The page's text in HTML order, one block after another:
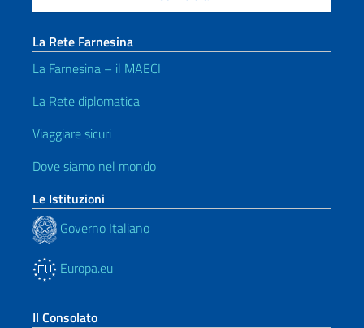
La Rete Farnesina
La Farnesina – il MAECI
La Rete diplomatica
Viaggiare sicuri
Dove siamo nel mondo
Le Istituzioni
Governo Italiano
Europa.eu
Il Consolato